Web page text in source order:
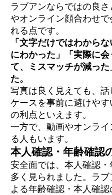
ラブアンならではの良
やオンライン顔合わせ
れる点です。
「文字だけではわから
にわかった」「実際に
て、ミスマッチが減っ
た。
写真は良く見えても、
ケースを事前に避けや
の利点といえます。
一方で、動画やオンラ
る人もいます。
本人確認・年齢確認
安全面では、本人確認
多く見られました。ラ
よる年齢確認・本人確